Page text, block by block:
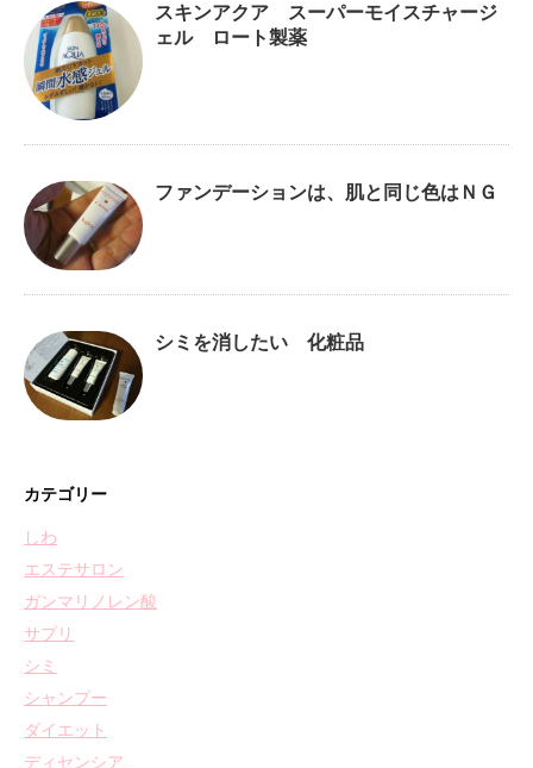
スキンアクア スーパーモイスチャージ
ェル ロート製薬
ファンデーションは、肌と同じ色はＮＧ
シミを消したい 化粧品
カテゴリー
しわ
エステサロン
ガンマリノレン酸
サプリ
シミ
シャンプー
ダイエット
ディセンシア